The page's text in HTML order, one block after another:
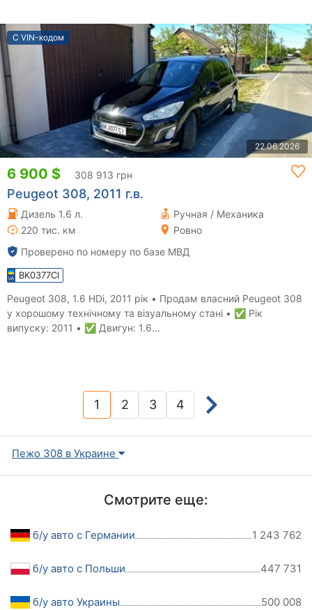
С VIN-кодом
22.06.2026
6 900 $ 308 913 грн
Peugeot 308, 2011 г.в.
Дизель 1.6 л.
Ручная / Механика
220 тис. км
Ровно
Проверено по номеру по базе МВД
BK0377CI
Peugeot 308, 1.6 HDi, 2011 рік • Продам власний Peugeot 308
у хорошому технічному та візуальному стані • ✅ Рік
випуску: 2011 • ✅ Двигун: 1.6...
1(current)
2 3 4
Пежо 308 в Украине
Смотрите еще:
б/у авто с Германии 1 243 762
б/у авто с Польши 447 731
б/у авто Украины 500 008